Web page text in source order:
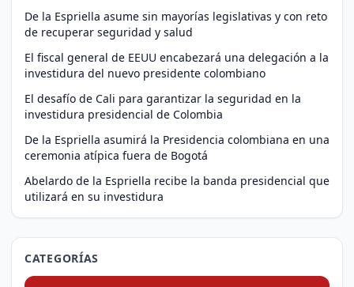
De la Espriella asume sin mayorías legislativas y con reto
de recuperar seguridad y salud
El fiscal general de EEUU encabezará una delegación a la
investidura del nuevo presidente colombiano
El desafío de Cali para garantizar la seguridad en la
investidura presidencial de Colombia
De la Espriella asumirá la Presidencia colombiana en una
ceremonia atípica fuera de Bogotá
Abelardo de la Espriella recibe la banda presidencial que
utilizará en su investidura
CATEGORÍAS